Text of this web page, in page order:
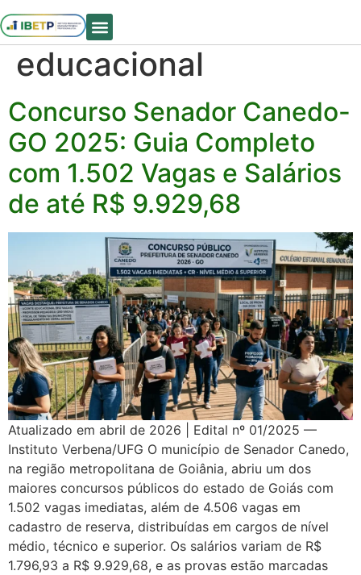
Tag:agente
educacional
Concurso Senador Canedo-
GO 2025: Guia Completo
com 1.502 Vagas e Salários
de até R$ 9.929,68
Atualizado em abril de 2026 | Edital nº 01/2025 —
Instituto Verbena/UFG O município de Senador Canedo,
na região metropolitana de Goiânia, abriu um dos
maiores concursos públicos do estado de Goiás com
1.502 vagas imediatas, além de 4.506 vagas em
cadastro de reserva, distribuídas em cargos de nível
médio, técnico e superior. Os salários variam de R$
1.796,93 a R$ 9.929,68, e as provas estão marcadas